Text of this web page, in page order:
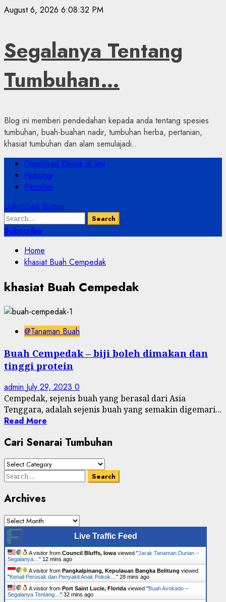
Skip
August 6, 2026 6:08:33 PM
Segalanya Tentang
Tumbuhan…
Blog ini memberi pendedahan kepada anda tentang spesies
tumbuhan, buah-buahan nadir, tumbuhan herba, pertanian,
khasiat tumbuhan dan alam semulajadi..
Primary
Menu
Download Ebook di sini
Hubungi
Penafian
Light/Dark Button
Search
for:
Subscribe
Home
khasiat Buah Cempedak
khasiat Buah Cempedak
@Tanaman Buah
Buah Cempedak – biji boleh dimakan dan
tinggi protein
admin July 29, 2023 0
Cempedak, sejenis buah yang berasal dari Asia
Tenggara, adalah sejenis buah yang semakin digemari...
Read More
Cari Senarai Tumbuhan
Cari
Senarai
Search
Archives
Archives
Live Traffic Feed
A visitor from Council Bluffs, Iowa viewed "Jarak Tanaman Durian –
Segalanya… " 12 mins ago
A visitor from Pangkalpinang, Kepulauan Bangka Belitung viewed
"Kenali Perosak dan Penyakit Anak Pokok… " 28 mins ago
A visitor from Port Saint Lucie, Florida viewed "Buah Avokado –
Segalanya Tentang… " 32 mins ago